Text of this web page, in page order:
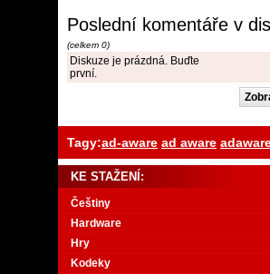
Poslední komentáře v
(celkem 0)
Diskuze je prázdná. Buďte
první.
Tagy:ad-aware ad aware
KE STAŽENÍ:
Češtiny
Hardware
Hry
Kodeky